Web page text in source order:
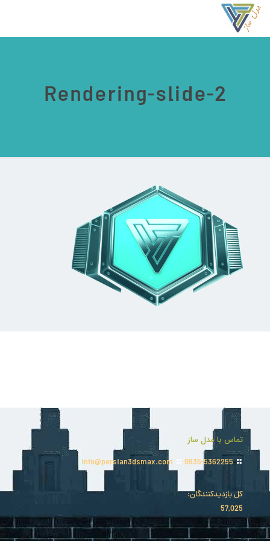
Rendering-slide-2
تماس با مدل ساز
0935-5362255
کل بازدیدکنند‌گان:
57,025